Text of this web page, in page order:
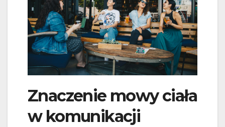
Znaczenie mowy ciała
w komunikacji